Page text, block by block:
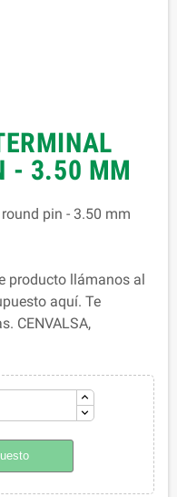
- 3.50 MM
pin - 3.50 mm
producto llámanos al
aquí. Te
CENVALSA,